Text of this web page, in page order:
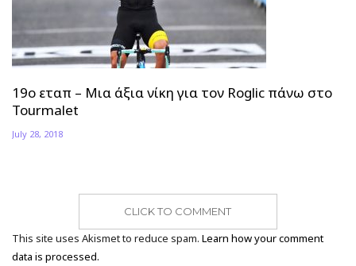
19ο εταπ – Μια άξια νίκη για τον Roglic πάνω στο
Tourmalet
July 28, 2018
CLICK TO COMMENT
This site uses Akismet to reduce spam. Learn how your comment
data is processed.